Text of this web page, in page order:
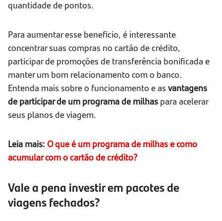
quantidade de pontos.
Para aumentar esse benefício, é interessante
concentrar suas compras no cartão de crédito,
participar de promoções de transferência bonificada e
manter um bom relacionamento com o banco.
Entenda mais sobre o funcionamento e as vantagens
de participar de um programa de milhas para acelerar
seus planos de viagem.
Leia mais: O que é um programa de milhas e como
acumular com o cartão de crédito?
Vale a pena investir em pacotes de
viagens fechados?